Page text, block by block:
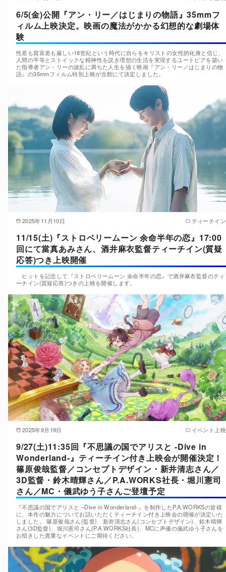
6/5(金)公開『アン・リー／はじまりの物語』35mmフ
ィルム上映決定。映画の魔法がかかる幻想的な劇場体
験
性差も貧富差も厳しい18世紀という時代に自らをキリストの女性的化身と信じ、
人間の平等とストイックな精神性を説き理想の生活を実現するユートピアを築い
た指導者アン・リーの波乱に満ちた人生を描く映画『アン・リー／はじまりの物
語』の35mmフィルム特別上映が当館にて決定しました。
2025年11月10日 ティーチイン
11/15(土)『ストロベリームーン 余命半年の恋』17:00
回にて當真あみさん、酒井麻衣監督ティーチイン(質疑
応答)つき上映開催
ヒットを記念して『ストロベリームーン 余命半年の恋』で酒井麻衣監督のティ
ーチイン(質疑応答)つきの上映を開催します。
2025年9月19日 イベント上映
9/27(土)11:35回『不思議の国でアリスと -Dive in
Wonderland-』ティーチイン付き上映会が開催決定！
篠原俊哉監督／コンセプトデザイン・新井清志さん／
3D監督・鈴木晴輝さん／P.A.WORKS社長・堀川憲司
さん／MC・儀武ゆう子さんご登壇予定
『不思議の国でアリスと –Dive in Wonderland-』を制作したP.A.WORKSの皆様
に、本作の魅力についてお話いただくティーチイン付き上映会の開催が決定いた
しました。 篠原俊哉さん(監督)、新井清志さん(コンセプトデザイン)、鈴木晴輝
さん(3D監督)、堀川憲司さん(P.A.WORKS社長)、MCに声優の儀武ゆう子さんを
お招きした貴重なイベントにご期待ください。